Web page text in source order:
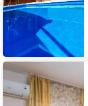
Гостевой
Илиадис